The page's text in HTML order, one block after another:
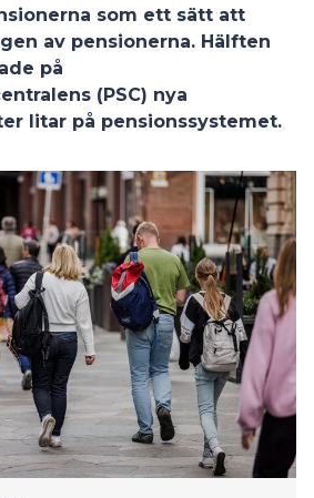
som ett sätt att
av pensionerna. Hälften
på
(PSC) nya
litar på pensionssystemet.